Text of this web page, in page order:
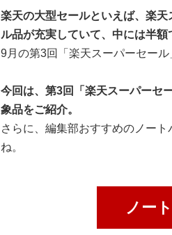
楽天の大型セールといえば、楽
ル品が充実していて、中には半額
9月の第3回「楽天スーパーセー
今回は、第3回「楽天スーパーセ
象品をご紹介。
さらに、編集部おすすめのノー
ね。
ノー